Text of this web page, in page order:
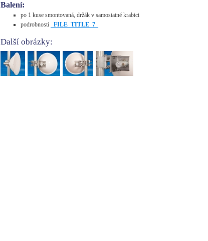
Balení:
po 1 kuse smontovaná, držák v samostatné krabici
podrobnosti
_FILE_TITLE_7_
Další obrázky: